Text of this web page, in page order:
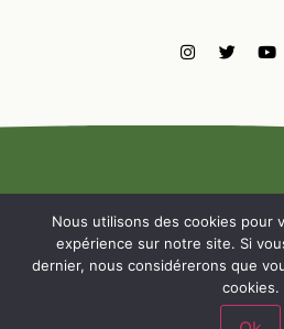
MENTIONS
LÉGALES
Nous utilisons des cookies pour
expérience sur notre site. Si
dernier, nous considérerons que
cookies.